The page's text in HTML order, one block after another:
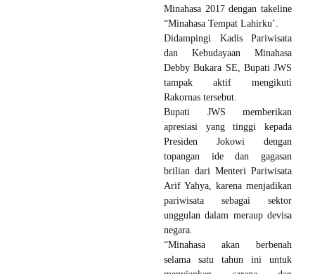
Minahasa 2017 dengan takeline
“Minahasa Tempat Lahirku’.
Didampingi Kadis Pariwisata
dan Kebudayaan Minahasa
Debby Bukara SE, Bupati JWS
tampak aktif mengikuti
Rakornas tersebut.
Bupati JWS memberikan
apresiasi yang tinggi kepada
Presiden Jokowi dengan
topangan ide dan gagasan
brilian dari Menteri Pariwisata
Arif Yahya, karena menjadikan
pariwisata sebagai sektor
unggulan dalam meraup devisa
negara.
“Minahasa akan berbenah
selama satu tahun ini untuk